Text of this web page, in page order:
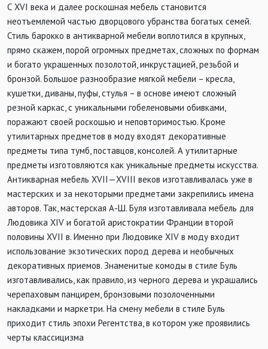
С XVI века и далее роскошная мебель становится
неотъемлемой частью дворцового убранства богатых семей.
Стиль барокко в антикварной мебели воплотился в крупных,
прямо скажем, порой огромных предметах, сложных по формам
и богато украшенных позолотой, инкрустацией, резьбой и
бронзой. Большое разнообразие мягкой мебели – кресла,
кушетки, диваны, пуфы, стулья – в основе имеют сложный
резной каркас, с уникальными гобеленовыми обивками,
поражают своей роскошью и неповторимостью. Кроме
утилитарных предметов в моду входят декоративные
предметы типа тумб, поставцов, консолей. А утилитарные
предметы изготовляются как уникальные предметы искусства.
Антикварная мебель XVII —XVIII веков изготавливалась уже в
мастерских и за некоторыми предметами закрепились имена
авторов. Так, мастерская А-Ш. Буля изготавливала мебель для
Людовика XIV и богатой аристократии Франции второй
половины XVII в. Именно при Людовике XIV в моду входит
использование экзотических пород дерева и необычных
декоративных приемов. Знаменитые комоды в стиле Буль
изготавливались, как правило, из черного дерева и украшались
черепаховым панцирем, бронзовыми позолоченными
накладками и маркетри. На смену мебели в стиле Буль
приходит стиль эпохи Регентства, в котором уже проявились
черты классицизма